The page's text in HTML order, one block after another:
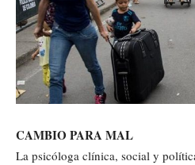
CAMBIO PARA MAL
La psicóloga clínica, social y